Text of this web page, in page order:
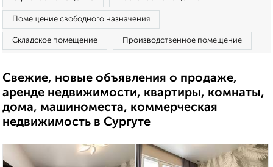
Помещение свободного назначения
Складское помещение Производственное помещение
Свежие, новые объявления о продаже,
аренде недвижимости, квартиры, комнаты,
дома, машиноместа, коммерческая
недвижимость в Сургуте